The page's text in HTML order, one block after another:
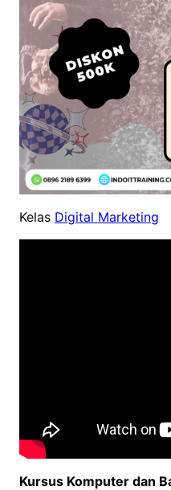
Kelas Digital Marketing
Kursus Komputer dan